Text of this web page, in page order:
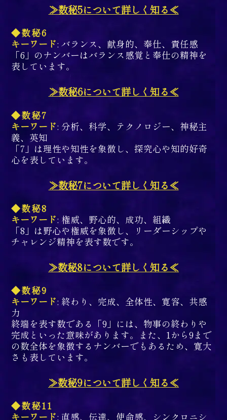
≫数秘5について詳しく知る≪
◆数秘6
キーワード: バランス、献身的、奉仕、責任感
「6」のナンバーはバランス感覚と奉仕の精神を
表しています。
≫数秘6について詳しく知る≪
◆数秘7
キーワード: 分析、科学、テクノロジー、神秘主
義、英知
「7」は理性や知性を象徴し、探究心や知的好奇
心を表しています。
≫数秘7について詳しく知る≪
◆数秘8
キーワード: 権威、野心的、成功、組織
「8」は野心や権威を象徴し、リーダーシップや
チャレンジ精神を表す数です。
≫数秘8について詳しく知る≪
◆数秘9
キーワード: 終わり、完成、全体性、寛容、共感
力
終端を表す数である「9」には、物事の終わりや
完成といった意味があります。また、1から9まで
の数全体を象徴するナンバーでもあるため、寛大
さも表しています。
≫数秘9について詳しく知る≪
◆数秘11
キーワード: 直感、伝達、使命感、シンクロニシ